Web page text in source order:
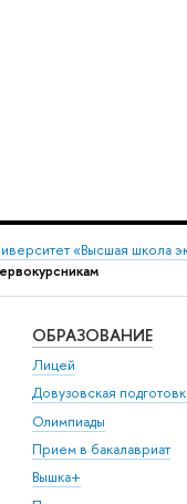
«Высшая школа
ОБРАЗОВАНИЕ
Лицей
Довузовская
Олимпиады
Прием в бакалавриат
Вышка+